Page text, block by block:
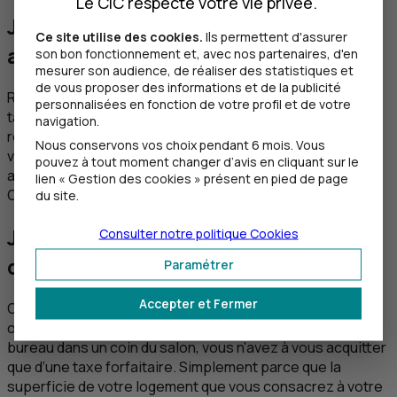
Je suis locataire de mon
appartement, ça change quoi ?
Rien du tout : en tant que locataire, vous devez payer la
taxe d’habitation relative à votre domicile. En tant que
responsable de votre entreprise, vous êtes tenu au
versement de laCFE. C’est le simple fait d’exercer votre
activité professionnelle dans vos locaux qui déclenche la
CFE
et non de la propriété des locaux.
Je n’occupe qu’une petite pièce,
dois-je payer quand même ?
Oui, la cotisation foncière des entreprises reste
obligatoire. Mais si, par exemple, vous avez installé votre
bureau dans un coin du salon, vous n’avez à vous acquitter
que d’une taxe forfaitaire. Simplement parce que la
superficie de votre logement que vous consacrez à votre
Ce site utilise des cookies. Ils permettent d'assurer
son bon fonctionnement et, avec nos partenaires, d'en
mesurer son audience, de réaliser des statistiques et
de vous proposer des informations et de la publicité
personnalisées en fonction de votre profil et de votre
navigation.
Nous conservons vos choix pendant 6 mois. Vous
pouvez à tout moment changer d’avis en cliquant sur le
lien « Gestion des cookies » présent en pied de page
du site.
Accepter et Fermer
Paramétrer
Consulter notre politique Cookies